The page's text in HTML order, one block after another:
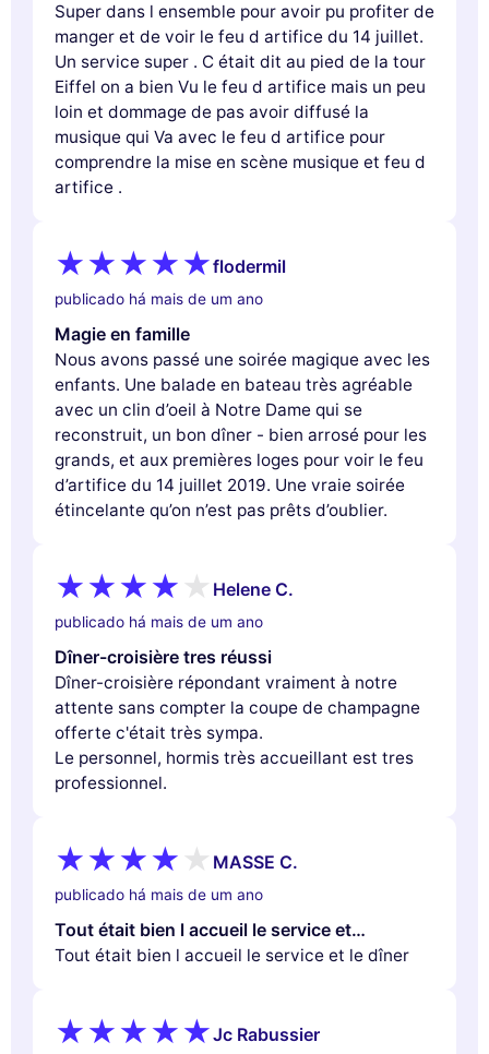
Super dans l ensemble pour avoir pu profiter de
manger et de voir le feu d artifice du 14 juillet.
Un service super . C était dit au pied de la tour
Eiffel on a bien Vu le feu d artifice mais un peu
loin et dommage de pas avoir diffusé la
musique qui Va avec le feu d artifice pour
comprendre la mise en scène musique et feu d
artifice .
flodermil
publicado há mais de um ano
Magie en famille
Nous avons passé une soirée magique avec les
enfants. Une balade en bateau très agréable
avec un clin d’oeil à Notre Dame qui se
reconstruit, un bon dîner - bien arrosé pour les
grands, et aux premières loges pour voir le feu
d’artifice du 14 juillet 2019. Une vraie soirée
étincelante qu’on n’est pas prêts d’oublier.
Helene C.
publicado há mais de um ano
Dîner-croisière tres réussi
Dîner-croisière répondant vraiment à notre
attente sans compter la coupe de champagne
offerte c'était très sympa.
Le personnel, hormis très accueillant est tres
professionnel.
MASSE C.
publicado há mais de um ano
Tout était bien l accueil le service et…
Tout était bien l accueil le service et le dîner
Jc Rabussier